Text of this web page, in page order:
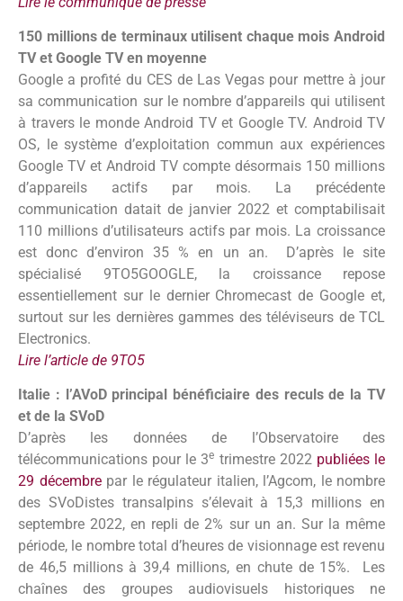
150 millions de terminaux utilisent chaque mois Android
TV et Google TV en moyenne
Google a profité du CES de Las Vegas pour mettre à jour
sa communication sur le nombre d’appareils qui utilisent
à travers le monde Android TV et Google TV. Android TV
OS, le système d’exploitation commun aux expériences
Google TV et Android TV compte désormais 150 millions
d’appareils actifs par mois. La précédente
communication datait de janvier 2022 et comptabilisait
110 millions d’utilisateurs actifs par mois. La croissance
est donc d’environ 35 % en un an. D’après le site
spécialisé 9TO5GOOGLE, la croissance repose
essentiellement sur le dernier Chromecast de Google et,
surtout sur les dernières gammes des téléviseurs de TCL
Electronics.
Lire l’article de 9TO5
Italie : l’AVoD principal bénéficiaire des reculs de la TV
et de la SVoD
D’après les données de l’Observatoire des
télécommunications pour le 3e trimestre 2022 publiées le
29 décembrepar le régulateur italien, l’Agcom, le nombre
des SVoDistes transalpins s’élevait à 15,3 millions en
septembre 2022, en repli de 2% sur un an. Sur la même
période, le nombre total d’heures de visionnage est revenu
de 46,5 millions à 39,4 millions, en chute de 15%. Les
chaînes des groupes audiovisuels historiques ne